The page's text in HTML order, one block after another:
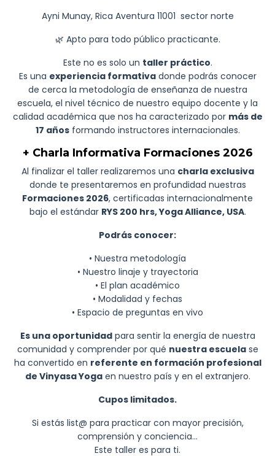
Ayni Munay, Rica Aventura 11001 sector norte
🌿 Apto para todo público practicante.
Este no es solo un taller práctico.
Es una experiencia formativadonde podrás conocer
de cerca la metodología de enseñanza de nuestra
escuela, el nivel técnico de nuestro equipo docente y la
calidad académica que nos ha caracterizado por más de
17 añosformando instructores internacionales.
+ Charla Informativa Formaciones 2026
Al finalizar el taller realizaremos una charla exclusiva
donde te presentaremos en profundidad nuestras
Formaciones 2026, certificadas internacionalmente
bajo el estándar RYS 200 hrs, Yoga Alliance, USA.
Podrás conocer:
• Nuestra metodología
• Nuestro linaje y trayectoria
• El plan académico
• Modalidad y fechas
• Espacio de preguntas en vivo
Es una oportunidadpara sentir la energía de nuestra
comunidad y comprender por qué nuestra escuelase
ha convertido en referente en formación profesional
de Vinyasa Yogaen nuestro país y en el extranjero.
Cupos limitados.
Si estás list@ para practicar con mayor precisión,
comprensión y conciencia…
Este taller es para ti.